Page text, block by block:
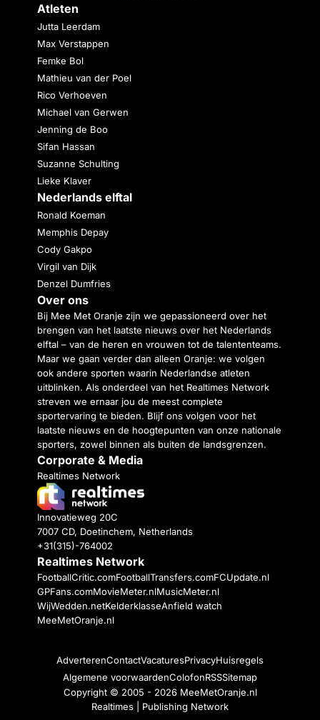
Atleten
Jutta Leerdam
Max Verstappen
Femke Bol
Mathieu van der Poel
Rico Verhoeven
Michael van Gerwen
Jenning de Boo
Sifan Hassan
Suzanne Schulting
Lieke Klaver
Nederlands elftal
Ronald Koeman
Memphis Depay
Cody Gakpo
Virgil van Dijk
Denzel Dumfries
Over ons
Bij Mee Met Oranje zijn we gepassioneerd over het
brengen van het laatste nieuws over het Nederlands
elftal – van de heren en vrouwen tot de talententeams.
Maar we gaan verder dan alleen Oranje: we volgen
ook andere sporten waarin Nederlandse atleten
uitblinken. Als onderdeel van het Realtimes Network
streven we ernaar jou de meest complete
sportervaring te bieden. Blijf ons volgen voor het
laatste nieuws en de hoogtepunten van onze nationale
sporters, zowel binnen als buiten de landsgrenzen.
Corporate & Media
Realtimes Network
Innovatieweg 20C
7007 CD, Doetinchem, Netherlands
+31(315)-764002
Realtimes Network
FootballCritic.comFootballTransfers.comFCUpdate.nl
GPFans.comMovieMeter.nlMusicMeter.nl
WijWedden.netKelderklasseAnfield watch
MeeMetOranje.nl
AdverterenContactVacaturesPrivacyHuisregels
Algemene voorwaardenColofonRSSSitemap
Copyright © 2005 - 2026 MeeMetOranje.nl
Realtimes | Publishing Network